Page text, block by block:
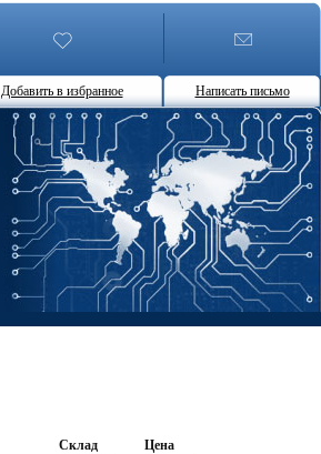
Добавить в избранное Написать письмо
Склад
Цена